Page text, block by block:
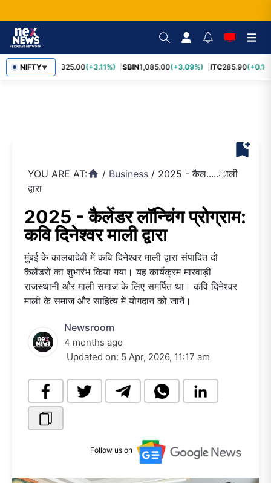
NIFTY▼
RELIANCE 1,325.00(+3.11%) SBIN1,085.00(+3.09%) ITC285.90
bookmark_add
YOU ARE AT:home / Business / 2025 - कैल.....ाली
द्वारा
2025 - कैलेंडर लॉन्चिंग प्रोग्राम:
कवि दिनेश्वर माली द्वारा
मुंबई के कालबादेवी में कवि दिनेश्वर माली द्वारा संपादित दो
कैलेंडरों का शुभारंभ किया गया। यह कार्यक्रम मारवाड़ी
राजस्थानी और माली समाज के लिए समर्पित था। कवि दिनेश्वर
माली के समाज और साहित्य में योगदान को जानें।
Newsroom
4 months ago
Updated on: 5 Apr, 2026, 11:17 am
Follow us on